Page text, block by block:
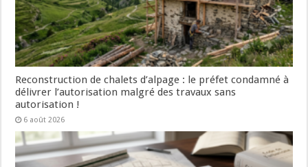
Reconstruction de chalets d’alpage : le préfet condamné à
délivrer l’autorisation malgré des travaux sans
autorisation !
6 août 2026